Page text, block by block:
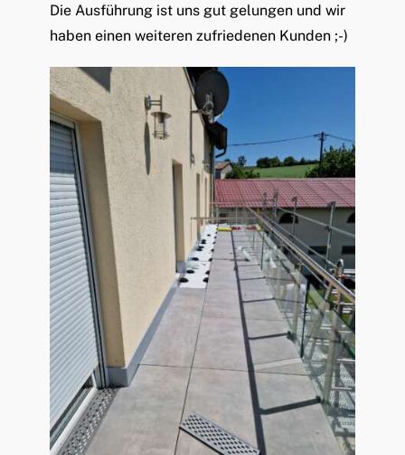
Die Ausführung ist uns gut gelungen und wir
haben einen weiteren zufriedenen Kunden ;-)